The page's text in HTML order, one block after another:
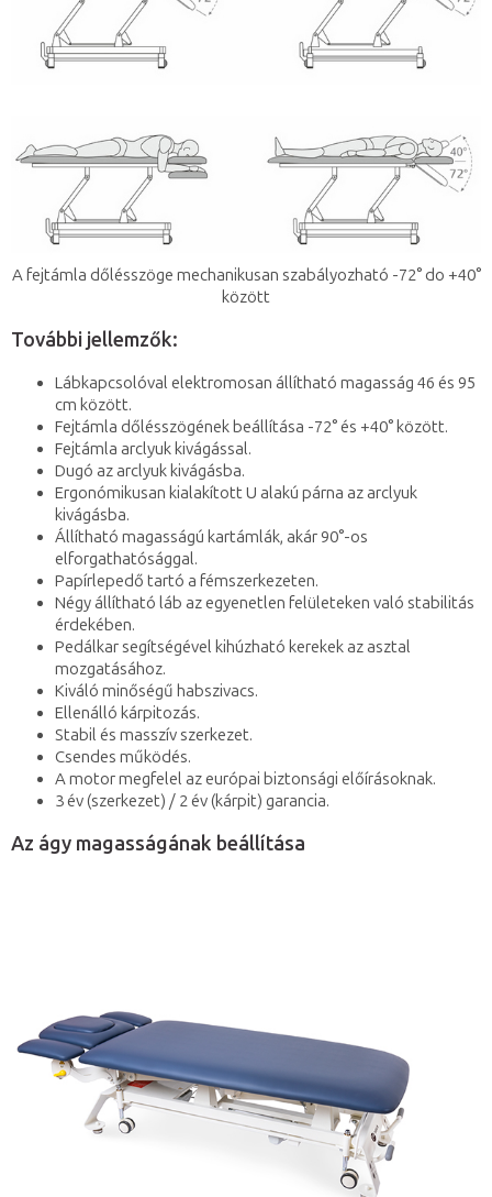
A fejtámla dőlésszöge mechanikusan szabályozható -72° do +40°
között
További jellemzők:
Lábkapcsolóval elektromosan állítható magasság 46 és 95
cm között.
Fejtámla dőlésszögének beállítása -72° és +40° között.
Fejtámla arclyuk kivágással.
Dugó az arclyuk kivágásba.
Ergonómikusan kialakított U alakú párna az arclyuk
kivágásba.
Állítható magasságú kartámlák, akár 90°-os
elforgathatósággal.
Papírlepedő tartó a fémszerkezeten.
Négy állítható láb az egyenetlen felületeken való stabilitás
érdekében.
Pedálkar segítségével kihúzható kerekek az asztal
mozgatásához.
Kiváló minőségű habszivacs.
Ellenálló kárpitozás.
Stabil és masszív szerkezet.
Csendes működés.
A motor megfelel az európai biztonsági előírásoknak.
3 év (szerkezet) / 2 év (kárpit) garancia.
Az ágy magasságának beállítása